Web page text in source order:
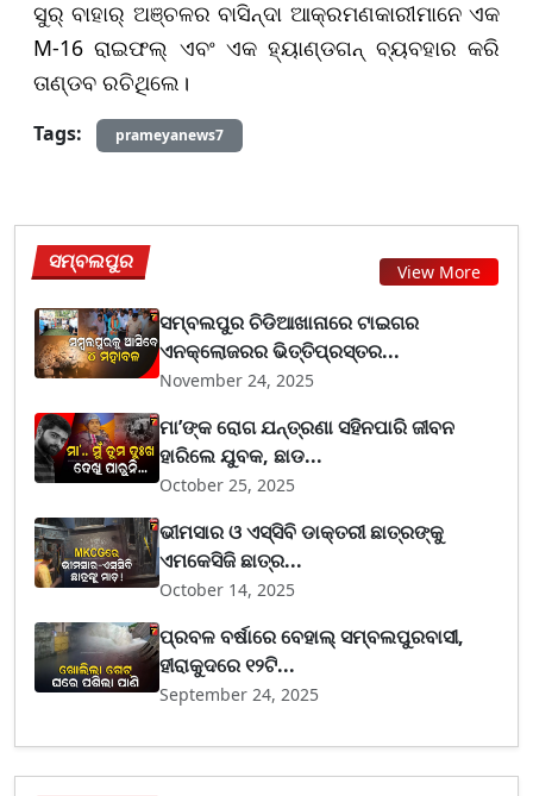
ସୁର୍ ବାହାର୍ ଅଞ୍ଚଳର ବାସିନ୍ଦା ଆକ୍ରମଣକାରୀମାନେ ଏକ
M-16 ରାଇଫଲ୍ ଏବଂ ଏକ ହ୍ୟାଣ୍ଡଗନ୍ ବ୍ୟବହାର କରି
ତାଣ୍ଡବ ରଚିଥିଲେ।
Tags: prameyanews7
ସମ୍ବଲପୁର View More
ସମ୍ବଲପୁର ଚିଡିଆଖାନାରେ ଟାଇଗର
ଏନକ୍ଲୋଜରର ଭିତ୍ତିପ୍ରସ୍ତର...
November 24, 2025
ମା’ଙ୍କ ରୋଗ ଯନ୍ତ୍ରଣା ସହିନପାରି ଜୀବନ
ହାରିଲେ ଯୁବକ, ଛାଡ...
October 25, 2025
ଭୀମସାର ଓ ଏସ୍‌ସିବି ଡାକ୍ତରୀ ଛାତ୍ରଙ୍କୁ
ଏମକେସିଜି ଛାତ୍ର...
October 14, 2025
ପ୍ରବଳ ବର୍ଷାରେ ବେହାଲ୍ ସମ୍ବଲପୁରବାସୀ,
ହୀରାକୁଦରେ ୧୨ଟି...
September 24, 2025